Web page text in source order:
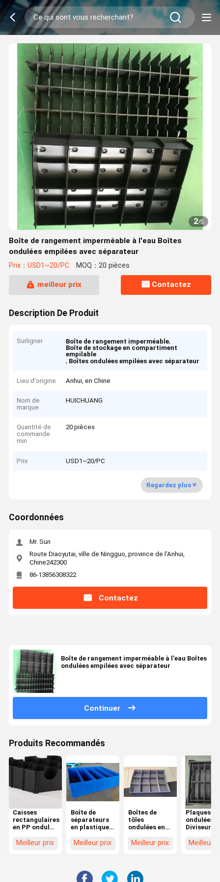
2/5
Boîte de rangement imperméable à l'eau Boîtes
ondulées empilées avec séparateur
Prix：USD1~20/PC MOQ：20 pièces
meilleur prix Contactez
Description De Produit
Surligner Boîte de rangement imperméable,
Boîte de stockage en compartiment
empilable
, Boîtes ondulées empilées avec séparateur
Lieu d'origine Anhui, en Chine
Nom de
marque
HUICHUANG
Quantité de
commande
min
20 pièces
Prix USD1~20/PC
Regardez plus
Coordonnées
Mr. Sun
Route Diaoyutai, ville de Ningguo, province de l'Anhui,
Chine242300
86-13856308322
Contactez
Boîte de rangement imperméable à l'eau Boîtes
ondulées empilées avec séparateur
Continuer
Produits Recommandés
Caisses
rectangulaires
en PP ondulé,
séparation en
Meilleur prix
Boîte de
séparateurs
en plastique
séparateurs
Meilleur prix
Boîtes de
tôles
ondulées en
pression
portables
avec
Meilleur prix
Plaques
ondulées
Diviseurs
plastique
Meilleur